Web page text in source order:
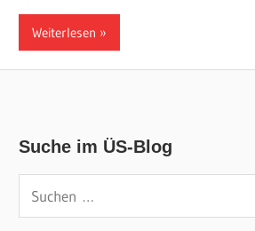
Weiterlesen
Suche im ÜS-Blog